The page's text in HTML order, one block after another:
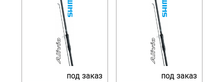
под заказ
под заказ